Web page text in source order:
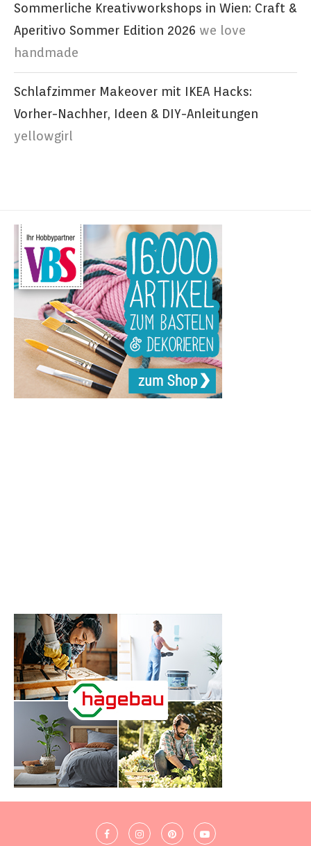
Sommerliche Kreativworkshops in Wien: Craft &
Aperitivo Sommer Edition 2026 we love
handmade
Schlafzimmer Makeover mit IKEA Hacks:
Vorher-Nachher, Ideen & DIY-Anleitungen
yellowgirl